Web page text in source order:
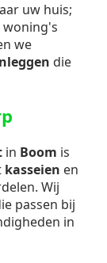
uw huis;
woning's
we
die
in Boom is
kasseien en
Wij
passen bij
in